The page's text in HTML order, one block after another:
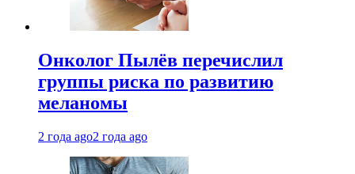
Онколог Пылёв перечислил
группы риска по развитию
меланомы
2 года ago2 года ago